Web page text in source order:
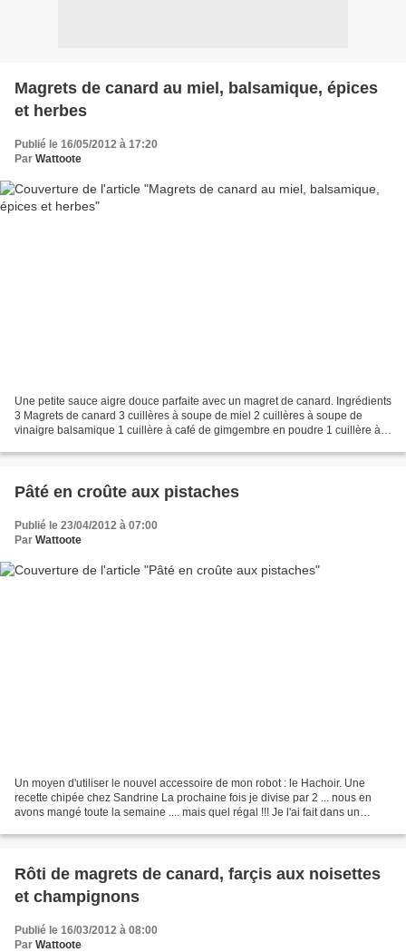
Magrets de canard au miel, balsamique, épices
et herbes
Publié le 16/05/2012 à 17:20
Par Wattoote
Une petite sauce aigre douce parfaite avec un magret de canard. Ingrédients
3 Magrets de canard 3 cuillères à soupe de miel 2 cuillères à soupe de
vinaigre balsamique 1 cuillère à café de gimgembre en poudre 1 cuillère à
Pâté en croûte aux pistaches
Publié le 23/04/2012 à 07:00
Par Wattoote
Un moyen d'utiliser le nouvel accessoire de mon robot : le Hachoir. Une
recette chipée chez Sandrine La prochaine fois je divise par 2 ... nous en
avons mangé toute la semaine .... mais quel régal !!! Je l'ai fait dans un
Rôti de magrets de canard, farçis aux noisettes
et champignons
Publié le 16/03/2012 à 08:00
Par Wattoote